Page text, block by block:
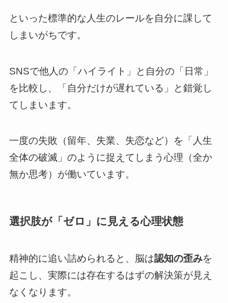
といった標準的な人生のレールを自分に課して
しまいがちです。
SNSで他人の「ハイライト」と自分の「日常」
を比較し、「自分だけが遅れている」と錯覚し
てしまいます。
一度の失敗（留年、失業、失恋など）を「人生
全体の破滅」のように捉えてしまう心理（全か
無か思考）が働いています。
選択肢が「ゼロ」に見える心理状態
精神的に追い詰められると、脳は認知の歪みを
起こし、実際には存在するはずの解決策が見え
なくなります。